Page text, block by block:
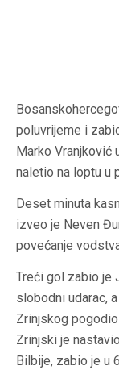
poluvrijeme i
Marko Vranjković
naletio na loptu u
Deset minuta
izveo je Neven
povećanje
Treći gol zabio je
slobodni udarac,
Zrinjskog
Zrinjski je
Bilbije, zabio je u